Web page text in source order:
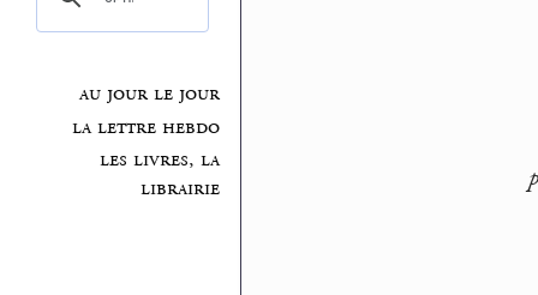
au jour le jour
la lettre hebdo
les livres, la
librairie